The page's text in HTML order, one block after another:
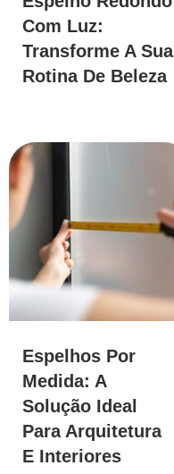
Com Luz:
Transforme A Sua
Rotina De Beleza
Espelhos Por
Medida: A
Solução Ideal
Para Arquitetura
E Interiores